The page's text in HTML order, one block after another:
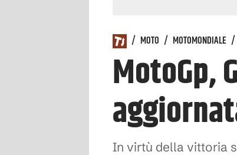
/ MOTO / MOTOMONDIALE /
MotoGp,
In virtù della vittoria